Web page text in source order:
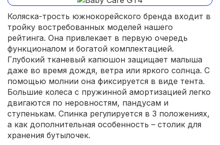
Коляска-трость южнокорейского бренда входит в
тройку востребованных моделей нашего
рейтинга. Она привлекает в первую очередь
функционалом и богатой комплектацией.
Глубокий тканевый капюшон защищает малыша
даже во время дождя, ветра или яркого солнца. С
помощью молнии она фиксируется в виде тента.
Большие колеса с пружинной амортизацией легко
двигаются по неровностям, пандусам и
ступенькам. Спинка регулируется в 3 положениях,
а как дополнительная особенность – столик для
хранения бутылочек.